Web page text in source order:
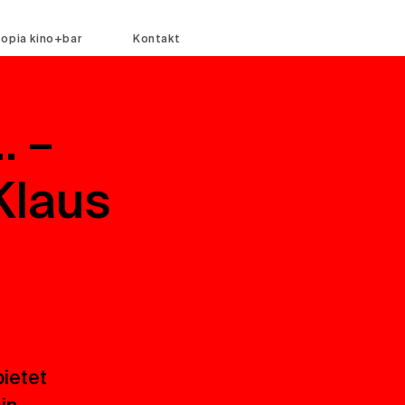
kino+bar Kontakt
–